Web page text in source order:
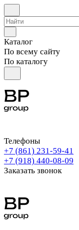
Каталог
По всему сайту
По каталогу
Телефоны
+7 (861) 231-59-41
+7 (918) 440-08-09
Заказать звонок